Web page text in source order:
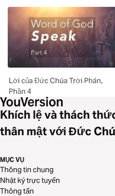
Lời của Đức Chúa Trời Phán,
Phần 4
Khích lệ và thách
thân mật với Đức
MỤC VỤ
Thông tin chung
Nhật ký trực tuyến
Thông tấn